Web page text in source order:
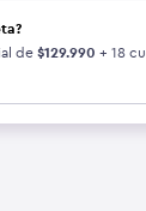
de $129.990 + 18